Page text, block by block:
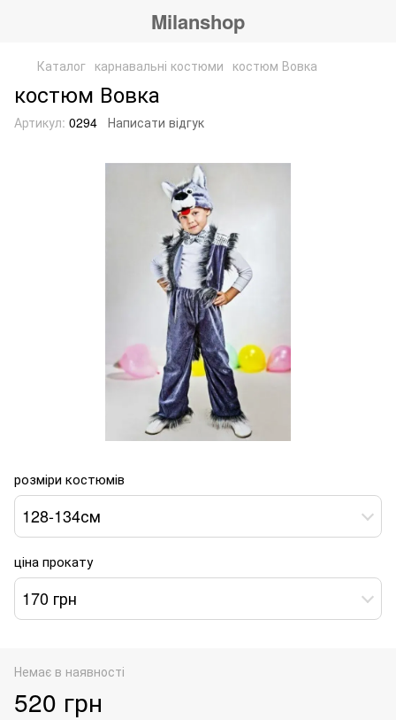
Milanshop
Каталог карнавальні костюми костюм Вовка
костюм Вовка
Артикул: 0294 Написати відгук
розміри костюмів
128-134см
ціна прокату
170 грн
Немає в наявності
520 грн